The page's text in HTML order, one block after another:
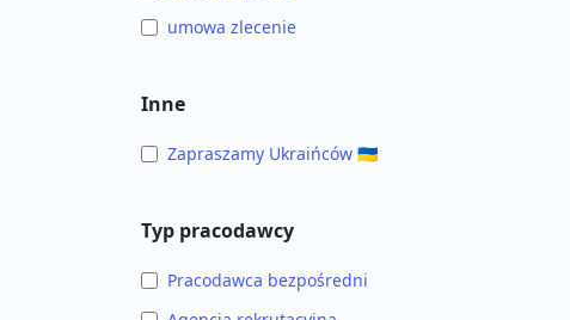
umowa zlecenie
Inne
Zapraszamy Ukraińców 🇺🇦
Typ pracodawcy
Pracodawca bezpośredni